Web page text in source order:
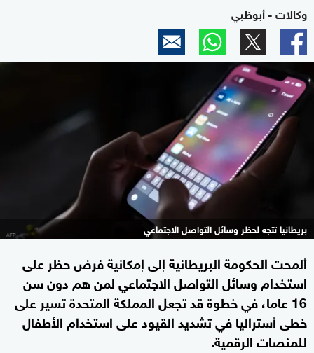
وكالات - أبوظبي
بريطانيا تتجه لحظر وسائل التواصل الاجتماعي
ألمحت الحكومة البريطانية إلى إمكانية فرض حظر على
استخدام وسائل التواصل الاجتماعي لمن هم دون سن
16 عاما، في خطوة قد تجعل المملكة المتحدة تسير على
خطى أستراليا في تشديد القيود على استخدام الأطفال
للمنصات الرقمية.